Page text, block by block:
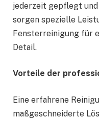
jederzeit gepflegt und
sorgen spezielle
Fensterreinigung für
Detail.
Vorteile der
Eine erfahrene
maßgeschneiderte